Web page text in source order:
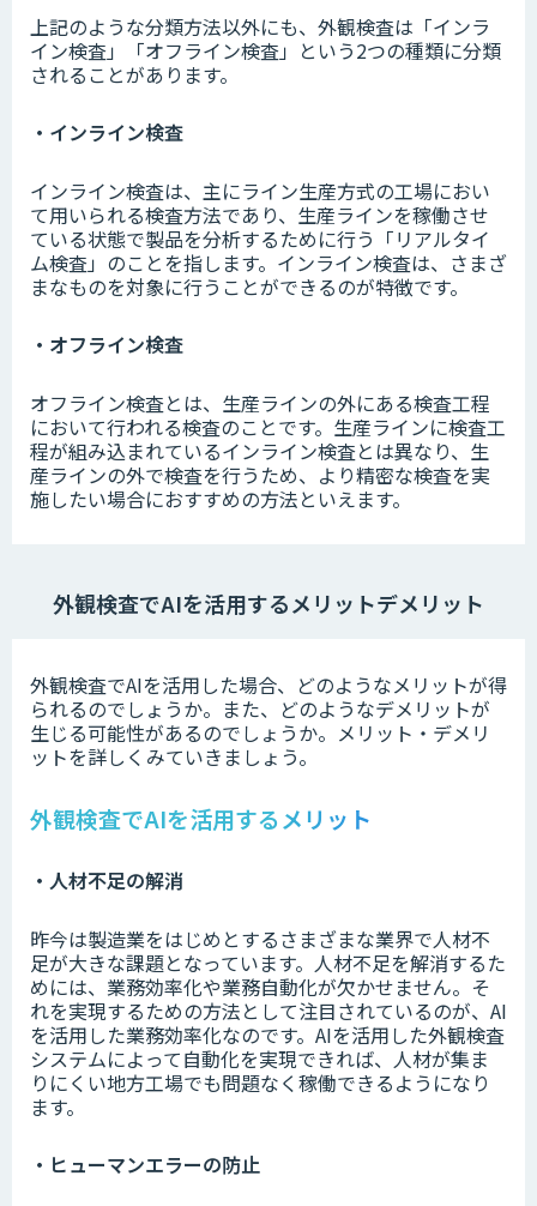
上記のような分類方法以外にも、外観検査は「インラ
イン検査」「オフライン検査」という2つの種類に分類
されることがあります。
・インライン検査
インライン検査は、主にライン生産方式の工場におい
て用いられる検査方法であり、生産ラインを稼働させ
ている状態で製品を分析するために行う「リアルタイ
ム検査」のことを指します。インライン検査は、さまざ
まなものを対象に行うことができるのが特徴です。
・オフライン検査
オフライン検査とは、生産ラインの外にある検査工程
において行われる検査のことです。生産ラインに検査工
程が組み込まれているインライン検査とは異なり、生
産ラインの外で検査を行うため、より精密な検査を実
施したい場合におすすめの方法といえます。
外観検査でAIを活用するメリットデメリット
外観検査でAIを活用した場合、どのようなメリットが得
られるのでしょうか。また、どのようなデメリットが
生じる可能性があるのでしょうか。メリット・デメリ
ットを詳しくみていきましょう。
外観検査でAIを活用するメリット
・人材不足の解消
昨今は製造業をはじめとするさまざまな業界で人材不
足が大きな課題となっています。人材不足を解消するた
めには、業務効率化や業務自動化が欠かせません。そ
れを実現するための方法として注目されているのが、AI
を活用した業務効率化なのです。AIを活用した外観検査
システムによって自動化を実現できれば、人材が集ま
りにくい地方工場でも問題なく稼働できるようになり
ます。
・ヒューマンエラーの防止